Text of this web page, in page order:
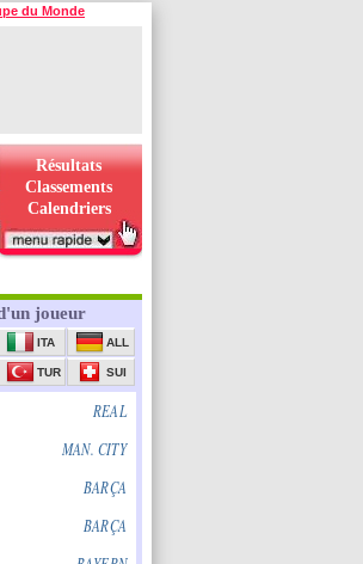
du Monde
Résultats
Classements
Calendriers